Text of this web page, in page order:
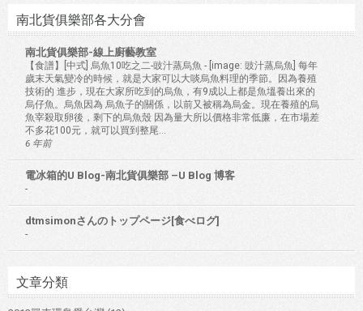
南北貨俱樂部各大分會
南北貨俱樂部-線上廚藝教室
【食譜】[中式] 烏魚10吃之二-豉汁蒸烏魚 - [image: 豉汁蒸烏魚] 每年
歲末天氣變冷的時候，就是大家可以大啖烏魚料理的季節。因為養殖
技術的 進步，現在大家所吃到的烏魚，有9成以上都是魚塭養出來的
烏仔魚。烏魚因為 烏魚子的關係，以前又被稱為烏金。現在養殖的烏
魚宰殺取卵後，剩下的烏魚殼 因為量大所以價格非常低廉，在市場差
不多花100元，就可以買到整尾...
6 年前
電冰箱的U Blog-南北貨俱樂部 –U Blog 博客
-
dtmsimonさんのトップページ[食べログ]
-
文章分類